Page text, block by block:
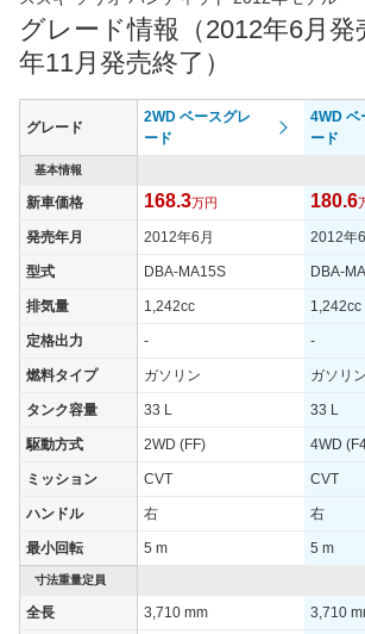
最高トルク 118 [12]/ 6,000 118
過給機 -
(前)
165/60R15 77H 165/
タイヤサイズ
(後)
街地)
- -
WLTCモード(郊
外)
WLTCモード(高
- -
装備オプション
グレード情報（2012年6月発
年11月発売終了）
グレード
2WD ベースグレ
ード
4WD ベ
ード
基本情報
新車価格 168.3万円 180.6
発売年月 2012年6月 2012年
型式 DBA-MA15S DBA-
排気量 1,242cc 1,242cc
定格出力 - -
燃料タイプ ガソリン ガソリン
タンク容量 33 L 33 L
駆動方式 2WD (FF) 4WD
ミッション CVT CVT
ハンドル 右 右
最小回転 5 m 5 m
寸法重量定員
全長 3,710 mm 3,710